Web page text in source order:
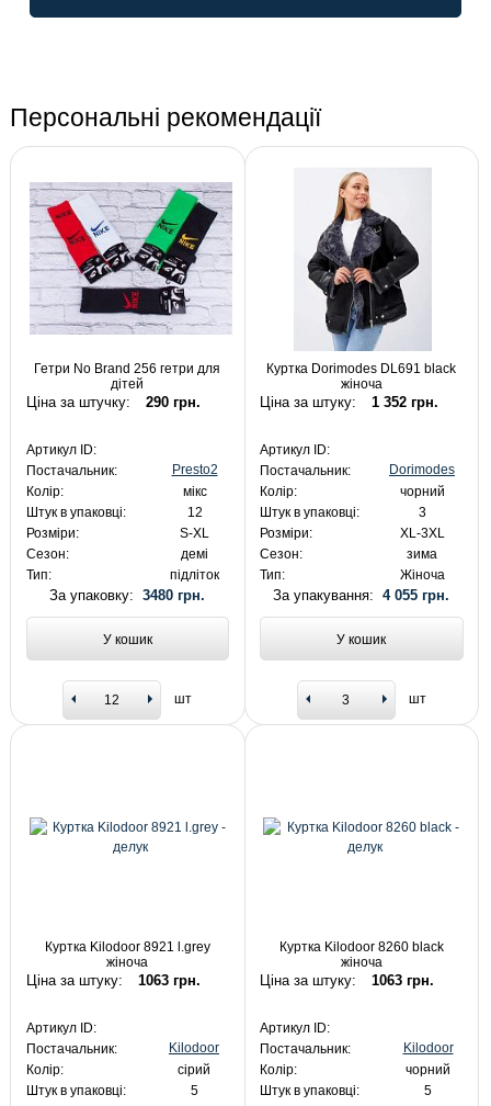
Персональні рекомендації
Гетри No Brand 256 гетри для
дітей
Ціна за штучку: 290 грн.
Артикул ID:
Постачальник:
Presto2
Колір:
мікс
Штук в упаковці:
12
Розміри:
S-XL
Сезон:
демі
Тип:
підліток
За упаковку:3480 грн.
У кошик
шт
Куртка Dorimodes DL691 black
жіноча
Ціна за штуку: 1 352 грн.
Артикул ID:
Постачальник:
Dorimodes
Колір:
чорний
Штук в упаковці:
3
Розміри:
XL-3XL
Сезон:
зима
Тип:
Жіноча
За упакування:4 055 грн.
У кошик
шт
Куртка Kilodoor 8921 l.grey
жіноча
Ціна за штуку: 1063 грн.
Артикул ID:
Постачальник:
Kilodoor
Колір:
сірий
Штук в упаковці:
5
Куртка Kilodoor 8260 black
жіноча
Ціна за штуку: 1063 грн.
Артикул ID:
Постачальник:
Kilodoor
Колір:
чорний
Штук в упаковці:
5